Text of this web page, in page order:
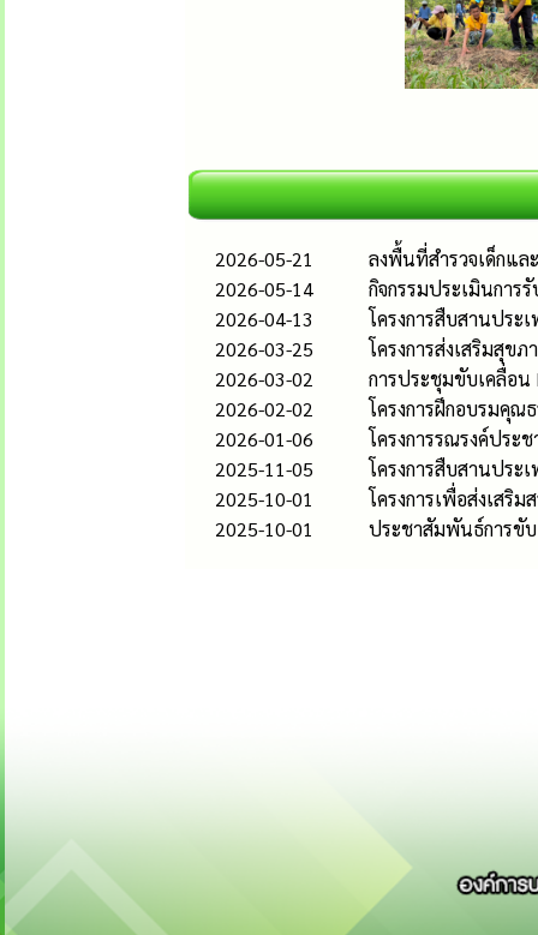
2026-05-21
ลงพื้นที่สำรวจเด็กแล
2026-05-14
กิจกรรมประเมินการ
2026-04-13
โครงการสืบสานประ
2026-03-25
โครงการส่งเสริมสุข
2026-03-02
การประชุมขับเคลื่อน
2026-02-02
โครงการฝึกอบรมคุณ
2026-01-06
โครงการรณรงค์ปร
2025-11-05
โครงการสืบสานประ
2025-10-01
โครงการเพื่อส่งเสริ
2025-10-01
ประชาสัมพันธ์การขั